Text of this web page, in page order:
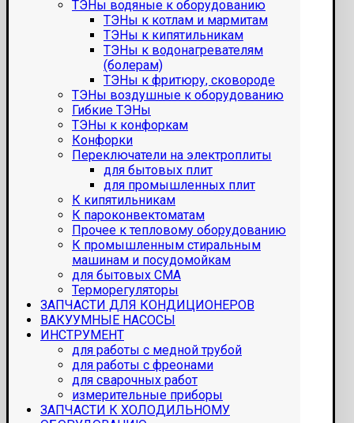
ТЭНы водяные к оборудованию
ТЭНы к котлам и мармитам
ТЭНы к кипятильникам
ТЭНы к водонагревателям
(болерам)
ТЭНы к фритюру, сковороде
ТЭНы воздушные к оборудованию
Гибкие ТЭНы
ТЭНы к конфоркам
Конфорки
Переключатели на электроплиты
для бытовых плит
для промышленных плит
К кипятильникам
К пароконвектоматам
Прочее к тепловому оборудованию
К промышленным стиральным
машинам и посудомойкам
для бытовых СМА
Терморегуляторы
ЗАПЧАСТИ ДЛЯ КОНДИЦИОНЕРОВ
ВАКУУМНЫЕ НАСОСЫ
ИНСТРУМЕНТ
для работы с медной трубой
для работы с фреонами
для сварочных работ
измерительные приборы
ЗАПЧАСТИ К ХОЛОДИЛЬНОМУ